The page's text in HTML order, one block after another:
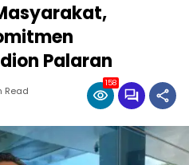
Palaran
Read
158